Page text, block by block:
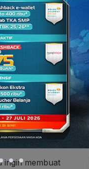
umum, kamu bisa
dan informal dari
kata
dalam
adalahHe is going to
toterletak pada
masa depan.Willdan
depan, sedangkan To
karena sudah
ingin membuat